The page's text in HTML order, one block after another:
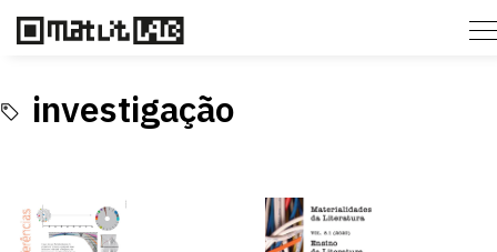
investigação